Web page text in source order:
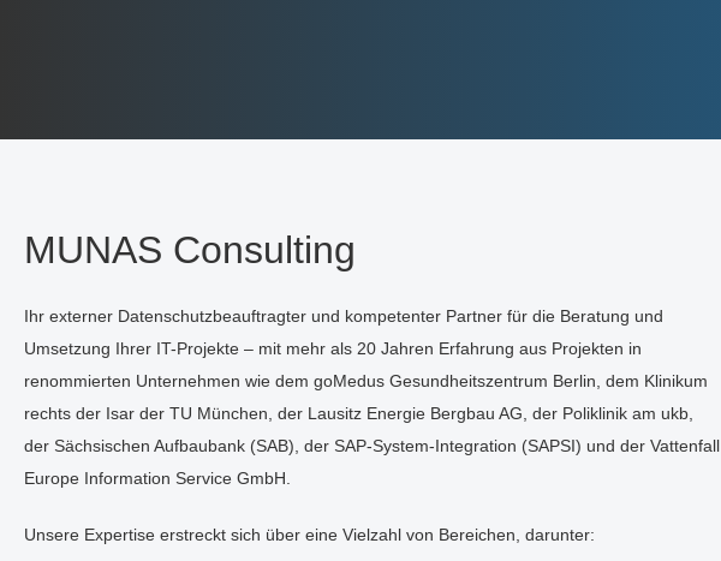
MUNAS Consulting
Ihr externer Datenschutzbeauftragter und kompetenter Partner für die Beratung und
Umsetzung Ihrer IT-Projekte – mit mehr als 20 Jahren Erfahrung aus Projekten in
renommierten Unternehmen wie dem goMedus Gesundheitszentrum Berlin, dem Klinikum
rechts der Isar der TU München, der Lausitz Energie Bergbau AG, der Poliklinik am ukb,
der Sächsischen Aufbaubank (SAB), der SAP-System-Integration (SAPSI) und der Vattenfall
Europe Information Service GmbH.
Unsere Expertise erstreckt sich über eine Vielzahl von Bereichen, darunter: